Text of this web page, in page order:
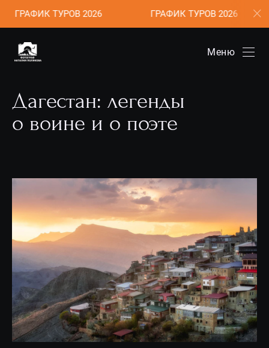
ТУРОВ 2026 ГРАФИК ТУРОВ 2026
Меню
Дагестан: легенды
о воине и о поэте